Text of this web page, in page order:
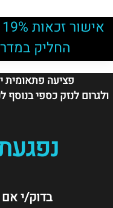
החליק
פציעה פתאומית
ולגרום לנזק כספי בנוסף
בדוק/י אם